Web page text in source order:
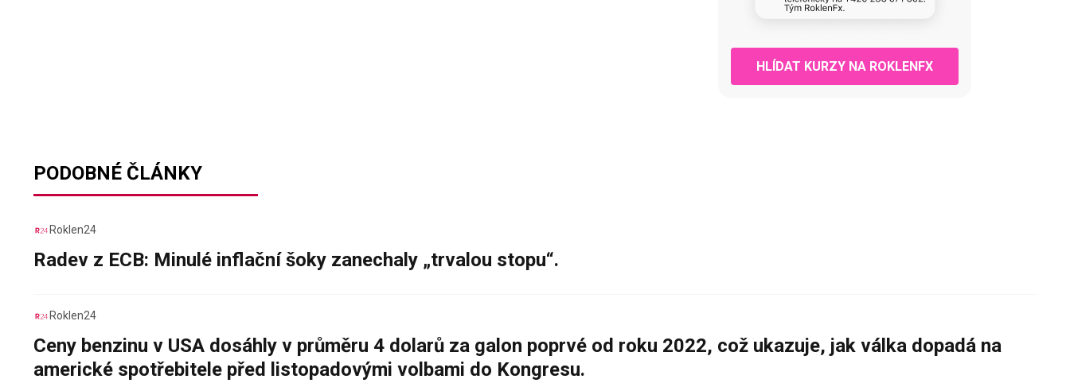
HLÍDAT KURZY NA ROKLENFX
PODOBNÉ ČLÁNKY
Roklen24
Radev z ECB: Minulé inflační šoky zanechaly „trvalou stopu“.
Roklen24
Ceny benzinu v USA dosáhly v průměru 4 dolarů za galon poprvé od roku 2022, což ukazuje, jak válka dopadá na
americké spotřebitele před listopadovými volbami do Kongresu.